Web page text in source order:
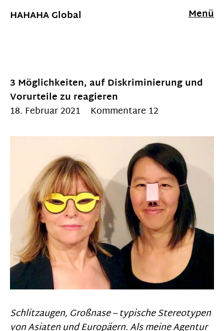
HAHAHA Global Menü
3 Möglichkeiten, auf Diskriminierung und
Vorurteile zu reagieren
18. Februar 2021
Kommentare 12
Schlitzaugen, Großnase – typische Stereotypen